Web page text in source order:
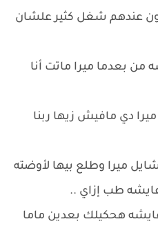
عندهم شغل كثير علشان
بعدما ميرا ماتت أنا
دي مافيش زيها ربنا
ميرا وطلع بيها لأوضته
عايشه طب إزاي ..
هحكيلك بعدين ماما